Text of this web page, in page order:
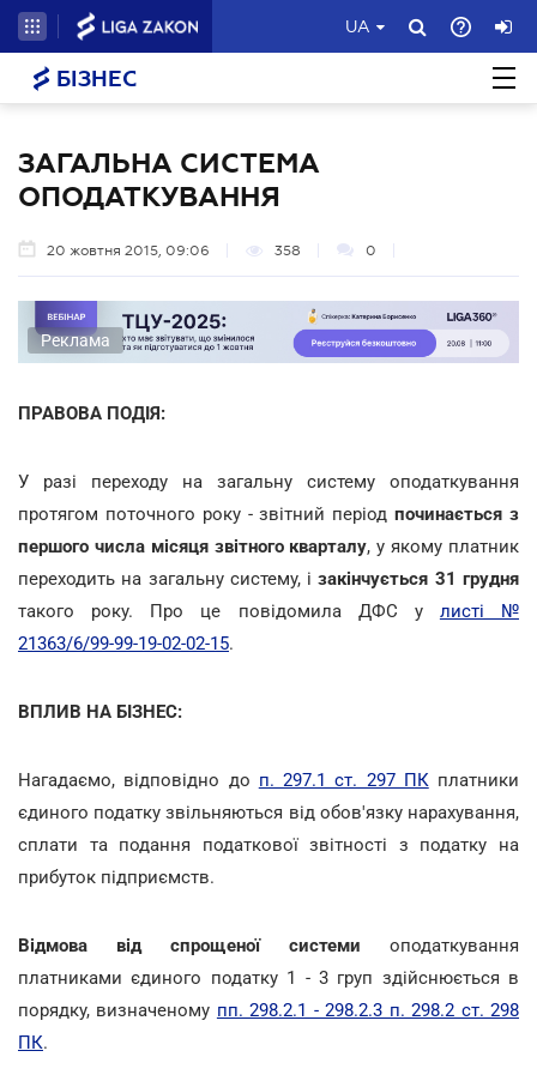
UA
БІЗНЕС
ЗАГАЛЬНА СИСТЕМА
ОПОДАТКУВАННЯ
20 жовтня 2015, 09:06 358 0
Реклама
ПРАВОВА ПОДІЯ:
У разі переходу на загальну систему оподаткування
протягом поточного року - звітний періодпочинається з
першого числа місяця звітного кварталу, у якому платник
переходить на загальну систему, ізакінчується 31 грудня
такого року. Про це повідомила ДФС у листі №
21363/6/99-99-19-02-02-15.
ВПЛИВ НА БІЗНЕС:
Нагадаємо, відповідно до п. 297.1 ст. 297 ПКплатники
єдиного податку звільняються від обов'язку нарахування,
сплати та подання податкової звітності з податку на
прибуток підприємств.
Відмова від спрощеної системи оподаткування
платниками єдиного податку 1 - 3 груп здійснюється в
порядку, визначеному пп. 298.2.1 - 298.2.3 п. 298.2 ст. 298
ПК.